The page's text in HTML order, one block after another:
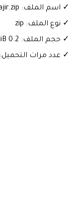
✓ اسم الملف: hak-alajir.zip
✓ نوع الملف: zip
✓ حجم الملف: 0.2 MiB
✓ عدد مرات التحميل: 837